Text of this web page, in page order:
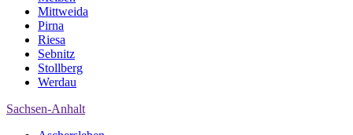
Mittweida
Pirna
Riesa
Sebnitz
Stollberg
Werdau
Sachsen-Anhalt